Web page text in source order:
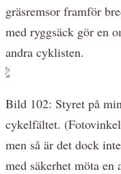
gräsremsor framför
med ryggsäck gör en
andra cyklisten.
Bild 102: Styret på
cykelfältet.
men så är det dock
med säkerhet möta